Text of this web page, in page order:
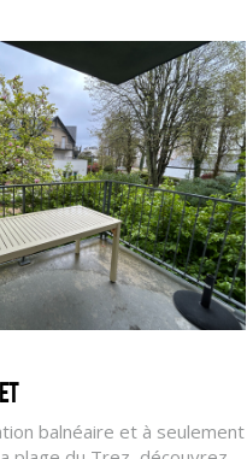
balnéaire et à seulement